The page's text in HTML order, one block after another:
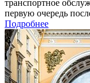
транспортное
первую очередь
Подробнее